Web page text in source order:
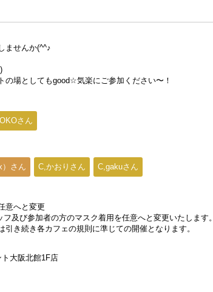
ませんか(^^♪
場としてもgood☆気楽にご参加ください〜！
さん
）さん C,かおりさん C,gakuさん
意へと変更
及び参加者の方のマスク着用を任意へと変更いたします。
き続き各カフェの規則に準じての開催となります。
大阪北館1F店